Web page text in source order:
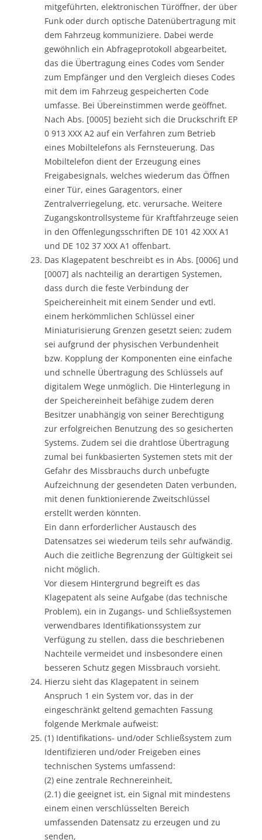
mitgeführten, elektronischen Türöffner, der über
Funk oder durch optische Datenübertragung mit
dem Fahrzeug kommuniziere. Dabei werde
gewöhnlich ein Abfrageprotokoll abgearbeitet,
das die Übertragung eines Codes vom Sender
zum Empfänger und den Vergleich dieses Codes
mit dem im Fahrzeug gespeicherten Code
umfasse. Bei Übereinstimmen werde geöffnet.
Nach Abs. [0005] bezieht sich die Druckschrift EP
0 913 XXX A2 auf ein Verfahren zum Betrieb
eines Mobiltelefons als Fernsteuerung. Das
Mobiltelefon dient der Erzeugung eines
Freigabesignals, welches wiederum das Öffnen
einer Tür, eines Garagentors, einer
Zentralverriegelung, etc. verursache. Weitere
Zugangskontrollsysteme für Kraftfahrzeuge seien
in den Offenlegungsschriften DE 101 42 XXX A1
und DE 102 37 XXX A1 offenbart.
Das Klagepatent beschreibt es in Abs. [0006] und
[0007] als nachteilig an derartigen Systemen,
dass durch die feste Verbindung der
Speichereinheit mit einem Sender und evtl.
einem herkömmlichen Schlüssel einer
Miniaturisierung Grenzen gesetzt seien; zudem
sei aufgrund der physischen Verbundenheit
bzw. Kopplung der Komponenten eine einfache
und schnelle Übertragung des Schlüssels auf
digitalem Wege unmöglich. Die Hinterlegung in
der Speichereinheit befähige zudem deren
Besitzer unabhängig von seiner Berechtigung
zur erfolgreichen Benutzung des so gesicherten
Systems. Zudem sei die drahtlose Übertragung
zumal bei funkbasierten Systemen stets mit der
Gefahr des Missbrauchs durch unbefugte
Aufzeichnung der gesendeten Daten verbunden,
mit denen funktionierende Zweitschlüssel
erstellt werden könnten.
Ein dann erforderlicher Austausch des
Datensatzes sei wiederum teils sehr aufwändig.
Auch die zeitliche Begrenzung der Gültigkeit sei
nicht möglich.
Vor diesem Hintergrund begreift es das
Klagepatent als seine Aufgabe (das technische
Problem), ein in Zugangs- und Schließsystemen
verwendbares Identifikationssystem zur
Verfügung zu stellen, dass die beschriebenen
Nachteile vermeidet und insbesondere einen
besseren Schutz gegen Missbrauch vorsieht.
Hierzu sieht das Klagepatent in seinem
Anspruch 1 ein System vor, das in der
eingeschränkt geltend gemachten Fassung
folgende Merkmale aufweist:
(1) Identifikations- und/oder Schließsystem zum
Identifizieren und/oder Freigeben eines
technischen Systems umfassend:
(2) eine zentrale Rechnereinheit,
(2.1) die geeignet ist, ein Signal mit mindestens
einem einen verschlüsselten Bereich
umfassenden Datensatz zu erzeugen und zu
senden,